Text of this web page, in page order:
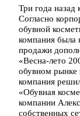
Три года
Согласно
обувной
компания была
продажи
«Весна-лето
обувном рынке
компания
«Обувная
компании
собственных